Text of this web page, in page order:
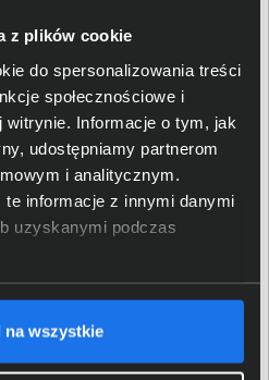
z plików cookie
do spersonalizowania treści
społecznościowe i
Informacje o tym, jak
udostępniamy partnerom
i analitycznym.
te informacje z innymi danymi
uzyskanymi podczas
na wszystkie
279 mm), Executive (184 x
mm), JIS B5 (182 x 257
mm), JIS B6 (128 x 182 mm),
Legal (216 x 356 mm)
60 g/m2
105 g/m2
Com-10 (105 x 241 mm),
Międzynarodowy C5 (162 x
229 mm), Międzynarodowy
DL (110 x 220 mm), Monarch
(98, 4 x 190, 5 mm)